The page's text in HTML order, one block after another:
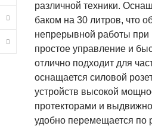
различной техники.
баком на 30 литров, что
непрерывной работы при
простое управление и
отлично подходит для
оснащается силовой
устройств высокой
протекторами и
удобно перемещается по